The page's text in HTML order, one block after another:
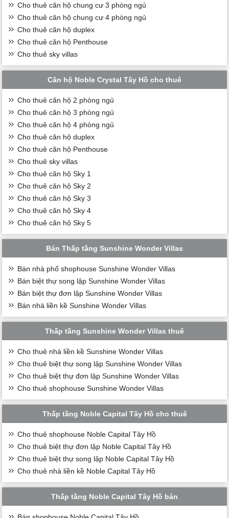
Cho thuê căn hộ chung cư 3 phòng ngủ
Cho thuê căn hộ chung cư 4 phòng ngủ
Cho thuê căn hộ duplex
Cho thuê căn hộ Penthouse
Cho thuê sky villas
Căn hộ Noble Crystal Tây Hồ cho thuê
Cho thuê căn hộ 2 phòng ngủ
Cho thuê căn hộ 3 phòng ngủ
Cho thuê căn hộ 4 phòng ngủ
Cho thuê căn hộ duplex
Cho thuê căn hộ Penthouse
Cho thuê sky villas
Cho thuê căn hộ Sky 1
Cho thuê căn hộ Sky 2
Cho thuê căn hộ Sky 3
Cho thuê căn hộ Sky 4
Cho thuê căn hộ Sky 5
Bán Thấp tầng Sunshine Wonder Villas
Bán nhà phố shophouse Sunshine Wonder Villas
Bán biệt thự song lập Sunshine Wonder Villas
Bán biệt thự đơn lập Sunshine Wonder Villas
Bán nhà liền kề Sunshine Wonder Villas
Thấp tầng Sunshine Wonder Villas thuê
Cho thuê nhà liền kề Sunshine Wonder Villas
Cho thuê biệt thự song lập Sunshine Wonder Villas
Cho thuê biệt thự đơn lập Sunshine Wonder Villas
Cho thuê shophouse Sunshine Wonder Villas
Thấp tầng Noble Capital Tây Hồ cho thuê
Cho thuê shophouse Noble Capital Tây Hồ
Cho thuê biệt thự đơn lập Noble Capital Tây Hồ
Cho thuê biệt thự song lập Noble Capital Tây Hồ
Cho thuê nhà liền kề Noble Capital Tây Hồ
Thấp tầng Noble Capital Tây Hồ bán